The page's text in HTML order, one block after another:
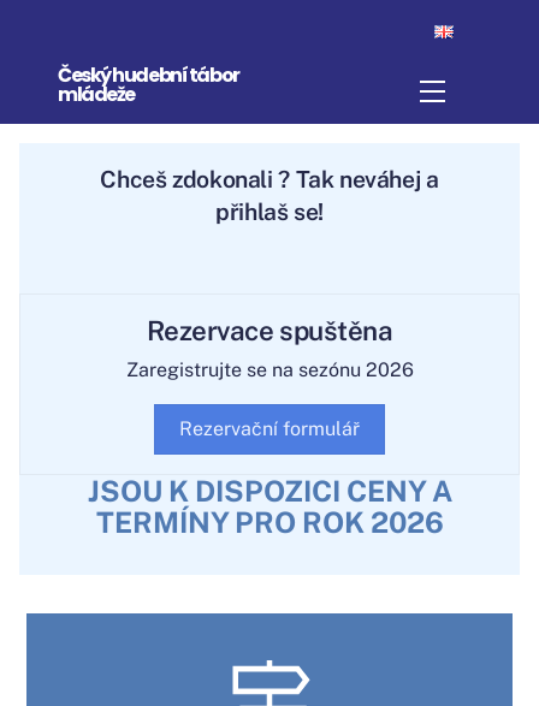
contentČeský hudební tábor
mládeže Menu
Chcešzdokonalit ? Tak neváhej a
přihlaš se!
Rezervace spuštěna
Zaregistrujte se na sezónu 2026
Rezervační formulář
JSOU K DISPOZICI CENY A
TERMÍNY PRO ROK 2026